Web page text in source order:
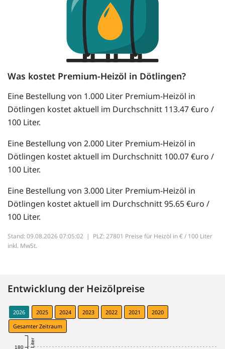
Was kostet Premium-Heizöl in Dötlingen?
Eine Bestellung von 1.000 Liter Premium-Heizöl in
Dötlingen kostet aktuell im Durchschnitt 113.47 €uro /
100 Liter.
Eine Bestellung von 2.000 Liter Premium-Heizöl in
Dötlingen kostet aktuell im Durchschnitt 100.07 €uro /
100 Liter.
Eine Bestellung von 3.000 Liter Premium-Heizöl in
Dötlingen kostet aktuell im Durchschnitt 95.65 €uro /
100 Liter.
Stand: 09.08.2026 07:05:02 | PLZ: 27801 Preise für Heizöl in € / 100 Liter
inkl. MwSt.
Entwicklung der Heizölpreise
2026 2025 2024 2023 2022 2021
2020
Gesamter Zeitraum
180